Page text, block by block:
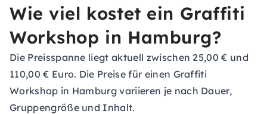
Wie viel kostet ein Graffiti
Workshop in Hamburg?
Die Preisspanne liegt aktuell zwischen 25,00 € und
110,00 € Euro. Die Preise für einen Graffiti
Workshop in Hamburg variieren je nach Dauer,
Gruppengröße und Inhalt.